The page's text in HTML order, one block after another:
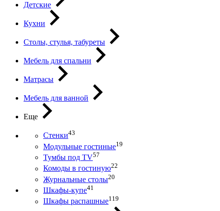
Детские
Кухни
Столы, стулья, табуреты
Мебель для спальни
Матрасы
Мебель для ванной
Еще
Стенки43
Модульные гостиные19
Тумбы под ТV57
Комоды в гостиную22
Журнальные столы20
Шкафы-купе41
Шкафы распашные119